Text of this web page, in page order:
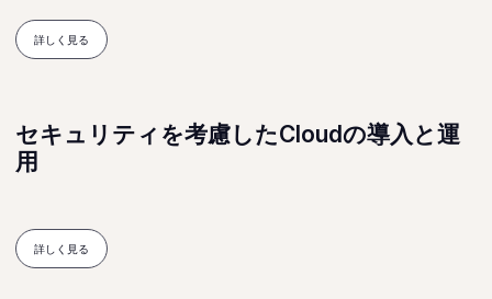
詳しく見る
セキュリティを考慮したCloudの導入と運
用
詳しく見る